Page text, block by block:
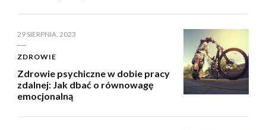
29 SIERPNIA, 2023
ZDROWIE
Zdrowie psychiczne w dobie pracy
zdalnej: Jak dbać o równowagę
emocjonalną